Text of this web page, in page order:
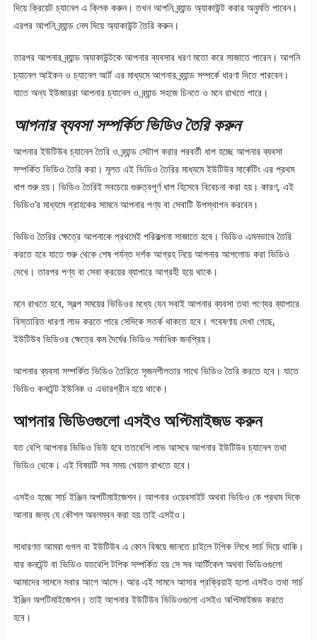
দিয়ে ক্রিয়েট চ্যানেল এ ক্লিক করুন। তখন আপনি ব্র্যান্ড অ্যাকাউন্ট করার অনুমতি পাবেন।
এরপর আপনি ব্র্যান্ড নেম দিয়ে অ্যাকাউন্ট তৈরি করুন।
তারপর আপনার ব্র্যান্ড অ্যাকাউন্টকে আপনার ব্যবসার ধরণ মতো করে সাজাতে পারেন। আপনি
চ্যানেল আইকন ও চ্যানেল আর্ট এর মাধ্যমে আপনার ব্র্যান্ড সম্পর্কে ধারণা দিতে পারবেন।
যাতে অন্য ইউজাররা আপনার চ্যানেল ও ব্র্যান্ড সহজে চিনতে ও মনে রাখতে পারে।
আপনার ব্যবসা সম্পর্কিত ভিডিও তৈরি করুন
আপনার ইউটিউব চ্যানেল তৈরি ও ব্র্যান্ড সেটাপ করার পরবর্তী ধাপ হচ্ছে আপনার ব্যবসা
সম্পর্কিত ভিডিও তৈরি করা। মূলত এই ভিডিও তৈরির মাধ্যমে ইউটিউব মার্কেটিং এর প্রথম
ধাপ শুরু হয়। ভিডিও তৈরিই সবচেয়ে গুরুত্বপূর্ণ ধাপ হিসেবে বিবেচনা করা হয়। কারণ, এই
ভিডিও’র মাধ্যমে গ্রাহকের সামনে আপনার পণ্য বা সেবাটি উপস্থাপন করবেন।
ভিডিও তৈরির ক্ষেত্রে আপনাকে প্রথমেই পরিকল্পনা সাজাতে হবে। ভিডিও এমনভাবে তৈরি
করতে হবে যাতে শুরু থেকে শেষ পর্যন্ত দর্শক আগ্রহ নিয়ে আপনার আপলোড করা ভিডিও
দেখে। তারপর পণ্য বা সেবা ক্রয়ের ব্যাপারে আগ্রহী হয়ে থাকে।
মনে রাখতে হবে, স্বল্প সময়ের ভিডিওর মধ্যে যেন সবাই আপনার ব্যবসা তথা পণ্যের ব্যাপারে
বিস্তারিত ধারণা লাভ করতে পারে সেদিকে সতর্ক থাকতে হবে। গবেষণায় দেখা গেছে,
ইউটিউব ভিডিওর ক্ষেত্রে কম দৈর্ঘের ভিডিও সর্বাধিক জনপ্রিয়।
আপনার ব্যবসা সম্পর্কিত ভিডিও তৈরিতে সৃজনশীলতার সাথে ভিডিও তৈরি করতে হবে। যাতে
ভিডিও কনটেন্ট ইউনিক ও এভারগ্রীন হয়ে থাকে।
আপনার ভিডিওগুলো এসইও অপ্টিমাইজড করুন
যত বেশি আপনার ভিডিও ভিউ হবে ততবেশি লাভ আসবে আপনার ইউটিউব চ্যানেল তথা
ভিডিও থেকে। এই বিষয়টি সব সময় খেয়াল রাখতে হবে।
এসইও হচ্ছে সার্চ ইঞ্জিন অপটিমাইজেশন। আপনার ওয়েবসাইট অথবা ভিডিও কে প্রথম দিকে
আনার জন্য যে কৌশল অবলম্বন করা হয় তাই এসইও।
সাধারণত আমরা গুগল বা ইউটিউব এ কোন বিষয়ে জানতে চাইলে টপিক লিখে সার্চ দিয়ে থাকি।
যার কনটেন্ট বা ভিডিও যতবেশি টপিক সম্পর্কিত হয় সে সব আর্টিকেল অথবা ভিডিওগুলো
আমাদের সামনে সবার আগে আসে। আর এই সামনে আসার প্রক্রিয়াই হলো এসইও তথা সার্চ
ইঞ্জিন অপটিমাইজেশন। তাই আপনার ইউটিউব ভিডিওগুলো এসইও অপ্টিমাইজড করতে
হবে।